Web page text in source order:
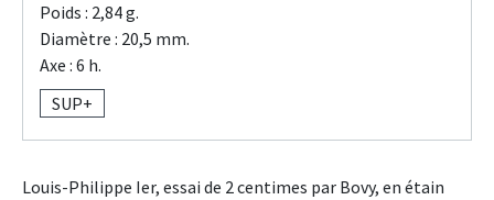
Poids : 2,84 g.
Diamètre : 20,5 mm.
Axe : 6 h.
SUP+
Louis-Philippe Ier, essai de 2 centimes par Bovy, en étain